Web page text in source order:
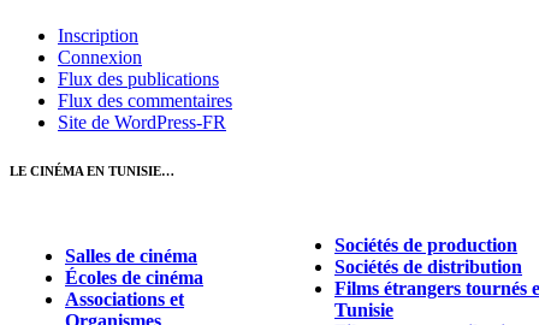
Inscription
Connexion
Flux des publications
Flux des commentaires
Site de WordPress-FR
LE CINÉMA EN TUNISIE…
Salles de cinéma
Écoles de cinéma
Associations et
Sociétés de production
Sociétés de distribution
Films étrangers tournés
Tunisie